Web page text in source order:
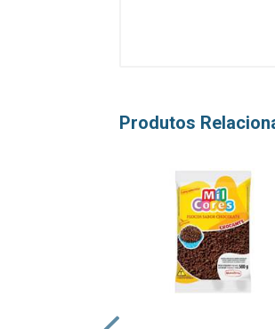
Produtos